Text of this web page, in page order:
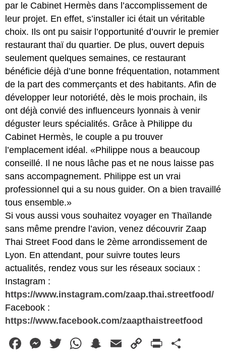
par le Cabinet Hermès dans l’accomplissement de
leur projet. En effet, s’installer ici était un véritable
choix. Ils ont pu saisir l’opportunité d’ouvrir le premier
restaurant thaï du quartier. De plus, ouvert depuis
seulement quelques semaines, ce restaurant
bénéficie déjà d’une bonne fréquentation, notamment
de la part des commerçants et des habitants. Afin de
développer leur notoriété, dès le mois prochain, ils
ont déjà convié des influenceurs lyonnais à venir
déguster leurs spécialités. Grâce à Philippe du
Cabinet Hermès, le couple a pu trouver
l’emplacement idéal. «Philippe nous a beaucoup
conseillé. Il ne nous lâche pas et ne nous laisse pas
sans accompagnement. Philippe est un vrai
professionnel qui a su nous guider. On a bien travaillé
tous ensemble.»
Si vous aussi vous souhaitez voyager en Thaïlande
sans même prendre l’avion, venez découvrir Zaap
Thai Street Food dans le 2ème arrondissement de
Lyon. En attendant, pour suivre toutes leurs
actualités, rendez vous sur les réseaux sociaux :
Instagram :
https://www.instagram.com/zaap.thai.streetfood/
Facebook :
https://www.facebook.com/zaapthaistreetfood
Facebook
Messenger
Twitter
WhatsApp
Snapchat
EmailCopy